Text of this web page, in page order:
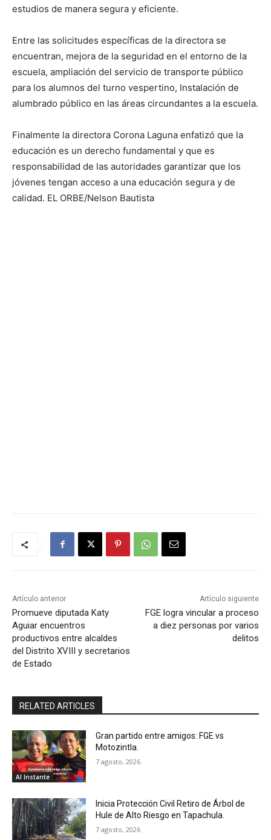
estudios de manera segura y eficiente.
Entre las solicitudes específicas de la directora se
encuentran, mejora de la seguridad en el entorno de la
escuela, ampliación del servicio de transporte público
para los alumnos del turno vespertino, Instalación de
alumbrado público en las áreas circundantes a la escuela.
Finalmente la directora Corona Laguna enfatizó que la
educación es un derecho fundamental y que es
responsabilidad de las autoridades garantizar que los
jóvenes tengan acceso a una educación segura y de
calidad. EL ORBE/Nelson Bautista
Artículo anterior
Promueve diputada Katy
Aguiar encuentros
productivos entre alcaldes
del Distrito XVIII y secretarios
de Estado
Artículo siguiente
FGE logra vincular a proceso
a diez personas por varios
delitos
RELATED ARTICLES
Al Instante
Gran partido entre amigos: FGE vs
Motozintla.
7 agosto, 2026
Inicia Protección Civil Retiro de Árbol de
Hule de Alto Riesgo en Tapachula.
7 agosto, 2026